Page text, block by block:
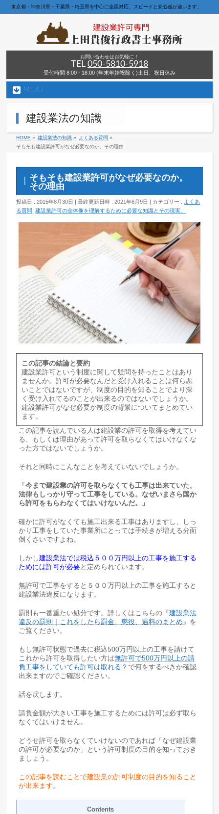
東京都・神奈川県・千葉県・埼玉県を中心に全国対応。スピードと安心感が違います。
お問い合わせはお気軽に！
TEL 050-5810-5918
受付時間 8:00 - 18:00 (年末年始祝除く)土日、祝日休み
MENU
建設業法の知識
HOME » 建設業法の知識 » よくある質問 »
そもそも建設業許可がなぜ必要なのか。その理由
そもそも建設業許可がなぜ必要なのか。
その理由
投稿日 : 2015年8月30日 最終更新日時 : 2021年6月9日 カテゴリー : よくあ
る質問 ,建設業許可の全体像を理解するために必要な知識とその現実。
この記事の結論と要約
建設業許可という制度に関して疑問を持ったことはあり
ませんか。許可が必要なんだと受け入れることは何ら悪
いことではないですが、制度の目的を知ることでより深
く受け入れてるのことが出来るのではないでしょうか。
建設業許可がなぜ必要か制度の背景についてまとめてい
ます。
この記事を読んでいる人は建設業の許可を取得を考えてい
る、もしくは理由があって許可を取らなくてはいけなくな
った方ではないでしょうか。
それと同時にこんなことを考えていないでしょうか。
「今まで建設業の許可を取らなくても工事は出来ていた。
法律もしっかり守って工事をしている。なぜいまさら国か
ら許可をもらわなくてはいけないんだ。」
確かに許可がなくても施工出来る工事はありますし、しっ
かり工事をしていた事業所にとっては手続きが増える分面
倒くさいですよね。
しかし建設業法では税込５００万円以上の工事を施工する
ためには許可が必要と定められています。
無許可で工事をすると５００万円以上の工事を施工すると
建設業法違反になります。
罰則も一番重たい処分です。詳しくはこちらの『建設業法
違反の罰則｜これをしたら罰金、懲役、過料のまとめ 』を
ご覧ください。
もし無許可状態で過去に税込500万円以上の工事を請けて
これから許可を取得したい方は無許可で500万円以上の請
負工事をしていても許可は取れる？ で何をするべきか確認
出来ますのでご確認ください。
話を戻します。
請負金額が大きい工事を施工するためには許可は必ず取ら
なくてはいけません。
どうせ許可を取らなくていけないのであれば「なぜ建設業
の許可が必要なのか」という許可制度の目的を知っておき
ましょう。
この記事を読むことで建設業の許可制度の目的を知ること
が出来ます。
Contents